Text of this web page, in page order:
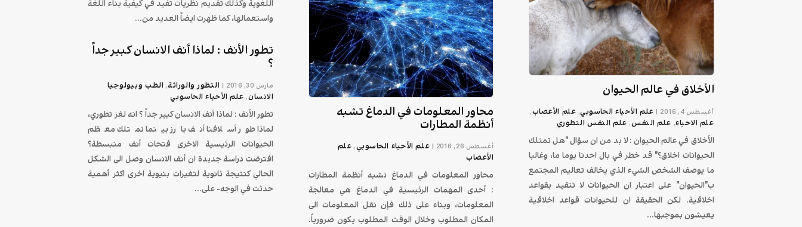
الأخلاق في عالم الحيوان
أغسطس 4, 2016 | علم الأحياء الحاسوبي, علم الأعصاب,
علم الاحیاء, علم النفس, علم النفس التطوري
الأخلاق في عالم الحيوان : لا بد من ان سؤال "هل تمتلك
الحيوانات اخلاق؟" قد خطر في بال احدنا يوما ما، وغالبا
ما يوصف الشخص الشيء الذي يخالف تعاليم المجتمع
ب"الحيوان" على اعتبار ان الحيوانات لا تتقيد بقواعد
اخلاقية. لكن الحقيقة ان للحيوانات قواعد اخلاقية
يعيشون بموجبها...
محاور المعلومات في الدماغ تشبه
أنظمة المطارات
أغسطس 26, 2016 | علم الأحياء الحاسوبي, علم
الأعصاب
محاور المعلومات في الدماغ تشبه أنظمة المطارات
: أحدى المهمات الرئيسية في الدماغ هي معالجة
المعلومات، وبناء على ذلك فإن نقل المعلومات الى
المكان المطلوب وخلال الوقت المطلوب يكون ضرورياً.
اللغوية وكذلك تقديم نظريات تفيد في كيفية بناء اللغة
واستعمالها، كما ظهرت ايضاً العديد من...
تطور الأنف : لماذا أنف الانسان كبير جداً
؟
مارس 30, 2016 | التطور والوراثة, الطب وبيولوجيا
الانسان, علم الأحياء الحاسوبي
تطور الأنف : لماذا أنف الانسان كبير جداً ؟ انه لغز تطوري،
لماذا طور أسلافنا أنف بارز بينما تمتلك معظم
الحيوانات الرئيسية الاخرى فتحات أنف منبسطة؟
افترضت دراسة جديدة ان أنف الانسان وصل الى الشكل
الحالي كنتيجة ثانوية لتغيرات بنيوية اخرى اكثر أهمية
حدثت في الوجه- على...